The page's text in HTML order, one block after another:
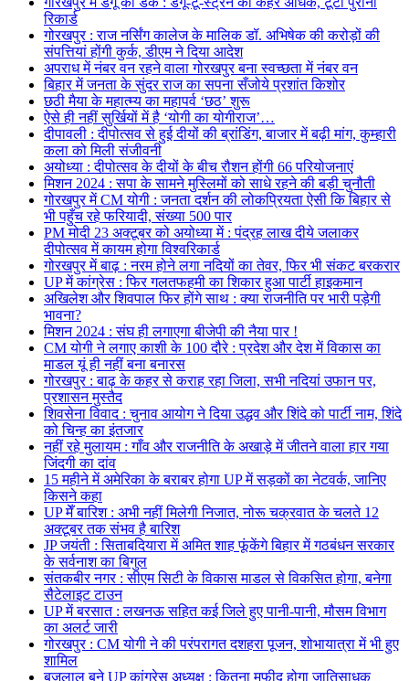
रिकार्ड
गोरखपुर : राज नर्सिंग कालेज के मालिक डॉ. अभिषेक की करोड़ों की
संपत्तियां होंगी कुर्क, डीएम ने दिया आदेश
अपराध में नंबर वन रहने वाला गोरखपुर बना स्वच्छता में नंबर वन
बिहार में जनता के सुंदर राज का सपना सँजोये प्रशांत किशोर
छठी मैया के महात्म्य का महापर्व ‘छठ’ शुरू
ऐसे ही नहीं सुर्खियों में है ‘योगी का योगीराज’…
दीपावली : दीपोत्सव से हुई दीयों की ब्रांडिंग, बाजार में बढ़ी मांग, कुम्हारी
कला को मिली संजीवनी
अयोध्या : दीपोत्सव के दीयों के बीच रौशन होंगी 66 परियोजनाएं
मिशन 2024 : सपा के सामने मुस्लिमों को साधे रहने की बड़ी चुनौती
गोरखपुर में CM योगी : जनता दर्शन की लोकप्रियता ऐसी कि बिहार से
भी पहुँच रहे फरियादी, संख्या 500 पार
PM मोदी 23 अक्टूबर को अयोध्या में : पंद्रह लाख दीये जलाकर
दीपोत्सव में कायम होगा विश्वरिकार्ड
गोरखपुर में बाढ़ : नरम होने लगा नदियों का तेवर, फिर भी संकट बरकरार
UP में कांग्रेस : फिर गलतफहमी का शिकार हुआ पार्टी हाइकमान
अखिलेश और शिवपाल फिर होंगे साथ : क्या राजनीति पर भारी पड़ेगी
भावना?
मिशन 2024 : संघ ही लगाएगा बीजेपी की नैया पार !
CM योगी ने लगाए काशी के 100 दौरे : प्रदेश और देश में विकास का
माडल यूं ही नहीं बना बनारस
गोरखपुर : बाढ़ के कहर से कराह रहा जिला, सभी नदियां उफान पर,
प्रशासन मुस्तैद
शिवसेना विवाद : चुनाव आयोग ने दिया उद्धव और शिंदे को पार्टी नाम, शिंदे
को चिन्ह का इंतजार
नहीं रहे मुलायम : गाँव और राजनीति के अखाड़े में जीतने वाला हार गया
जिंदगी का दांव
15 महीने में अमेरिका के बराबर होगा UP में सड़कों का नेटवर्क, जानिए
किसने कहा
UP मेँ बारिश : अभी नहीं मिलेगी निजात, नोरू चक्रवात के चलते 12
अक्टूबर तक संभव है बारिश
JP जयंती : सिताबदियारा में अमित शाह फूंकेंगे बिहार में गठबंधन सरकार
के सर्वनाश का बिगुल
संतकबीर नगर : सीएम सिटी के विकास माडल से विकसित होगा, बनेगा
सैटेलाइट टाउन
UP में बरसात : लखनऊ सहित कई जिले हुए पानी-पानी, मौसम विभाग
का अलर्ट जारी
गोरखपुर : CM योगी ने की परंपरागत दशहरा पूजन, शोभायात्रा में भी हुए
शामिल
बृजलाल बने UP कांग्रेस अध्यक्ष : कितना मुफीद होगा जातिसाधक